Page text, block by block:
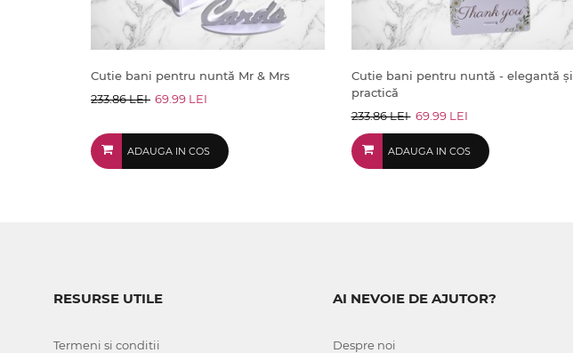
Cutie bani pentru nuntă Mr & Mrs
233.86 LEI 69.99 LEI
ADAUGA IN COS
Cutie bani pentru nuntă - elegantă și
practică
233.86 LEI 69.99 LEI
ADAUGA IN COS
RESURSE UTILE
Termeni si conditii
AI NEVOIE DE AJUTOR?
Despre noi